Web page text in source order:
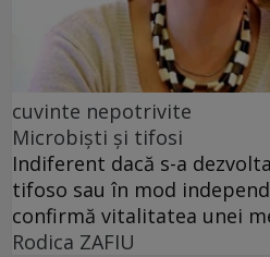
cuvinte nepotrivite
Microbiști și tifosi
Indiferent dacă s-a
tifoso sau în mod
confirmă vitalitatea unei
Rodica ZAFIU